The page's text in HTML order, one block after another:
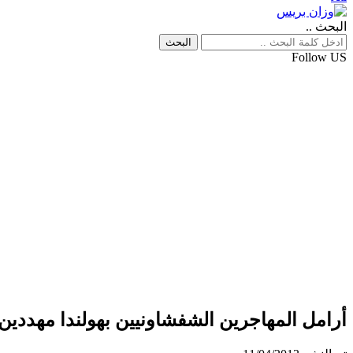
البحث ..
Follow US
أرامل المهاجرين الشفشاونيين بهولندا